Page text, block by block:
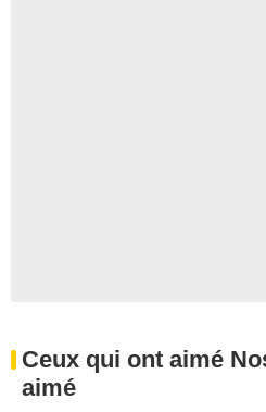
Ceux qui ont aimé
aimé